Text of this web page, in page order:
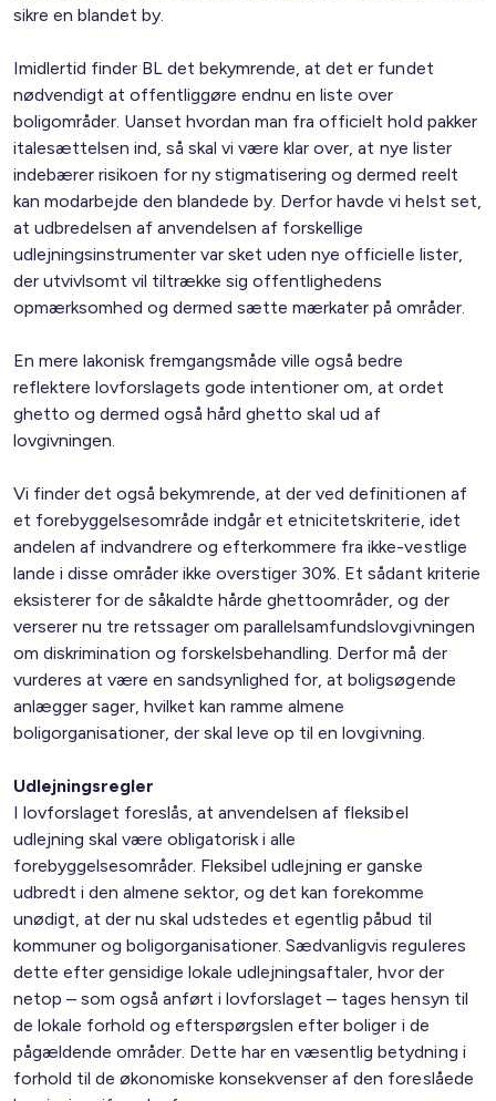
sikre en blandet by.
Imidlertid finder BL det bekymrende, at det er fundet
nødvendigt at offentliggøre endnu en liste over
boligområder. Uanset hvordan man fra officielt hold pakker
italesættelsen ind, så skal vi være klar over, at nye lister
indebærer risikoen for ny stigmatisering og dermed reelt
kan modarbejde den blandede by. Derfor havde vi helst set,
at udbredelsen af anvendelsen af forskellige
udlejningsinstrumenter var sket uden nye officielle lister,
der utvivlsomt vil tiltrække sig offentlighedens
opmærksomhed og dermed sætte mærkater på områder.
En mere lakonisk fremgangsmåde ville også bedre
reflektere lovforslagets gode intentioner om, at ordet
ghetto og dermed også hård ghetto skal ud af
lovgivningen.
Vi finder det også bekymrende, at der ved definitionen af
et forebyggelsesområde indgår et etnicitetskriterie, idet
andelen af indvandrere og efterkommere fra ikke-vestlige
lande i disse områder ikke overstiger 30%. Et sådant kriterie
eksisterer for de såkaldte hårde ghettoområder, og der
verserer nu tre retssager om parallelsamfundslovgivningen
om diskrimination og forskelsbehandling. Derfor må der
vurderes at være en sandsynlighed for, at boligsøgende
anlægger sager, hvilket kan ramme almene
boligorganisationer, der skal leve op til en lovgivning.
Udlejningsregler
I lovforslaget foreslås, at anvendelsen af fleksibel
udlejning skal være obligatorisk i alle
forebyggelsesområder. Fleksibel udlejning er ganske
udbredt i den almene sektor, og det kan forekomme
unødigt, at der nu skal udstedes et egentlig påbud til
kommuner og boligorganisationer. Sædvanligvis reguleres
dette efter gensidige lokale udlejningsaftaler, hvor der
netop – som også anført i lovforslaget – tages hensyn til
de lokale forhold og efterspørgslen efter boliger i de
pågældende områder. Dette har en væsentlig betydning i
forhold til de økonomiske konsekvenser af den foreslåede